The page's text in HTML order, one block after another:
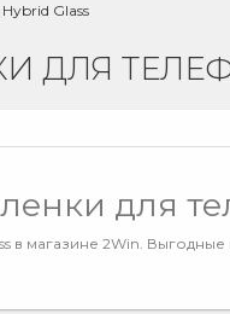
Hybrid Glass
ДЛЯ
для
магазине 2Win.